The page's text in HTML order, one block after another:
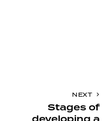
NEXT
Stages of